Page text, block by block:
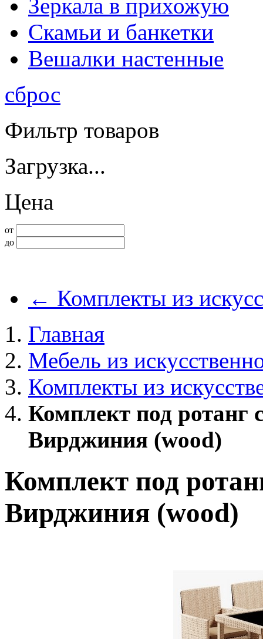
Зеркала в прихожую
Скамьи и банкетки
Вешалки настенные
сброс
Фильтр товаров
Загрузка...
Цена
от
до
← Комплекты из
Главная
Мебель из
Комплекты из
Комплект под ротанг
Вирджиния (wood)
Комплект под
Вирджиния (wood)